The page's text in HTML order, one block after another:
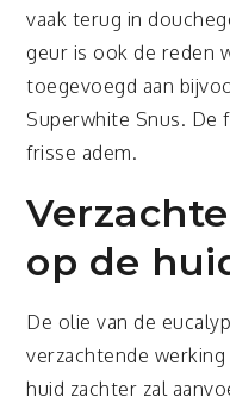
vaak terug in
geur is ook de reden
toegevoegd aan
Superwhite Snus. De
frisse adem.
op de
De olie van de
verzachtende
huid zachter zal